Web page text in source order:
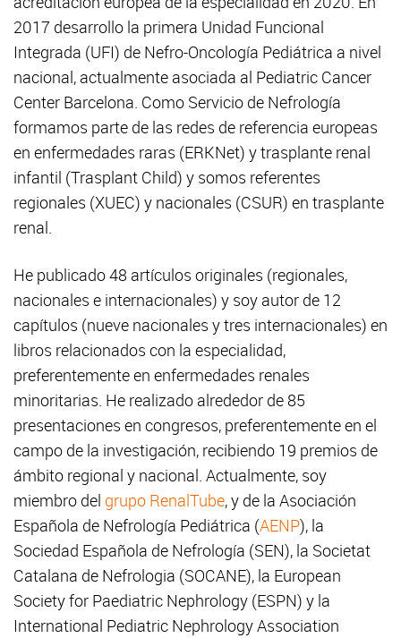
2017 desarrollo la primera Unidad Funcional
Integrada (UFI) de Nefro-Oncología Pediátrica a nivel
nacional, actualmente asociada al Pediatric Cancer
Center Barcelona. Como Servicio de Nefrología
formamos parte de las redes de referencia europeas
en enfermedades raras (ERKNet) y trasplante renal
infantil (Trasplant Child) y somos referentes
regionales (XUEC) y nacionales (CSUR) en trasplante
renal.
He publicado 48 artículos originales (regionales,
nacionales e internacionales) y soy autor de 12
capítulos (nueve nacionales y tres internacionales) en
libros relacionados con la especialidad,
preferentemente en enfermedades renales
minoritarias. He realizado alrededor de 85
presentaciones en congresos, preferentemente en el
campo de la investigación, recibiendo 19 premios de
ámbito regional y nacional. Actualmente, soy
miembro del grupo RenalTube, y de la Asociación
Española de Nefrología Pediátrica (AENP), la
Sociedad Española de Nefrología (SEN), la Societat
Catalana de Nefrologia (SOCANE), la European
Society for Paediatric Nephrology (ESPN) y la
International Pediatric Nephrology Association